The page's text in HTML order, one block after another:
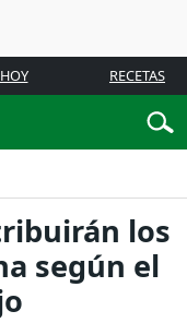
RECETAS
los
según el